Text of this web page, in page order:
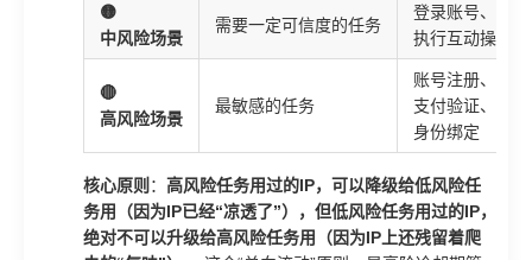
🟡
中风险场景
需要一定可信度的任务
登录账号、
执行互动操作
🔴
高风险场景
最敏感的任务
账号注册、
支付验证、
身份绑定
核心原则 ： 高风险任务用过的IP，可以降级给低风险任
务用（因为IP已经“凉透了”），但低风险任务用过的IP，
绝对不可以升级给高风险任务用（因为IP上还残留着爬